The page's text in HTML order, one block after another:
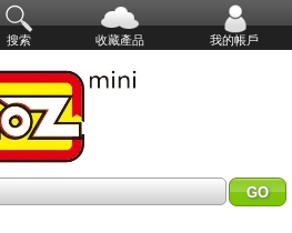
搜索 收藏產品 我的帳戶